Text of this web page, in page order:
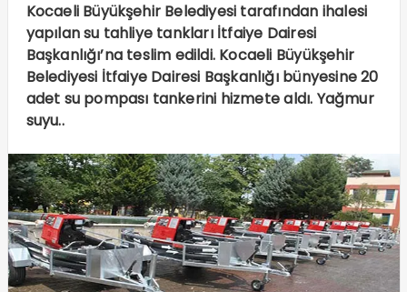
Kocaeli Büyükşehir Belediyesi tarafından ihalesi
yapılan su tahliye tankları İtfaiye Dairesi
Başkanlığı’na teslim edildi. Kocaeli Büyükşehir
Belediyesi İtfaiye Dairesi Başkanlığı bünyesine 20
adet su pompası tankerini hizmete aldı. Yağmur
suyu..